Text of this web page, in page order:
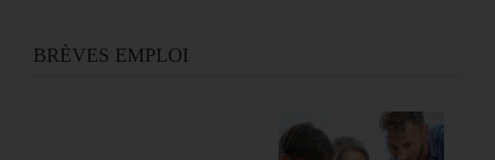
BRÈVES EMPLOI